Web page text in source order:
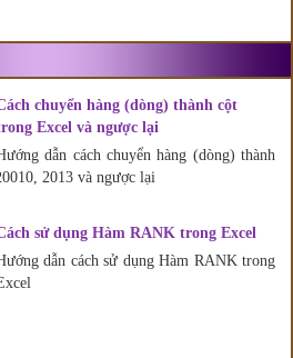
chuyển hàng (dòng) thành cột
Excel và ngược lại
dẫn cách chuyển hàng (dòng) thành
2013 và ngược lại
sử dụng Hàm RANK trong Excel
dẫn cách sử dụng Hàm RANK trong